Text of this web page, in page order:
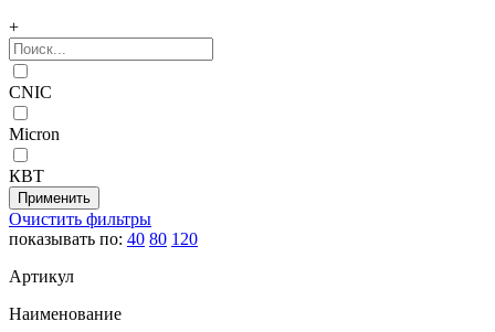
+
CNIC
Micron
КВТ
Очистить фильтры
показывать по: 40 80 120
Артикул
Наименование